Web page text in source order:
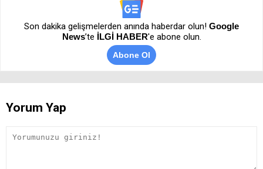
Son dakika gelişmelerden anında haberdar olun! Google
News’te İLGİ HABER'e abone olun.
Abone Ol
Yorum Yap